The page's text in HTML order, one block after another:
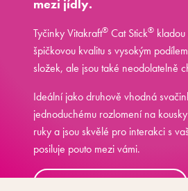
mezi jídly.
Tyčinky Vitakraft® Cat Stick®
špičkovou kvalitu s vysokým
složek, ale jsou také neodolatelně
Ideální jako druhově vhodná
jednoduchému rozlomení na
ruky a jsou skvělé pro interakci s
posiluje pouto mezi vámi.
Seznamte se s výhodami